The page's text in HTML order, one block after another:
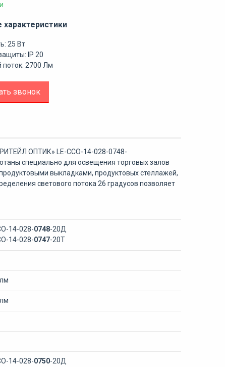
характеристики
25 Вт
IP 20
поток: 2700 Лм
звонок
ОПТИК» LE-ССО-14-028-0748-
специально для освещения торговых залов
выкладками, продуктовых стеллажей,
светового потока 26 градусов позволяет
14-028-0748-20Д
14-028-0747-20Т
14-028-0750-20Д